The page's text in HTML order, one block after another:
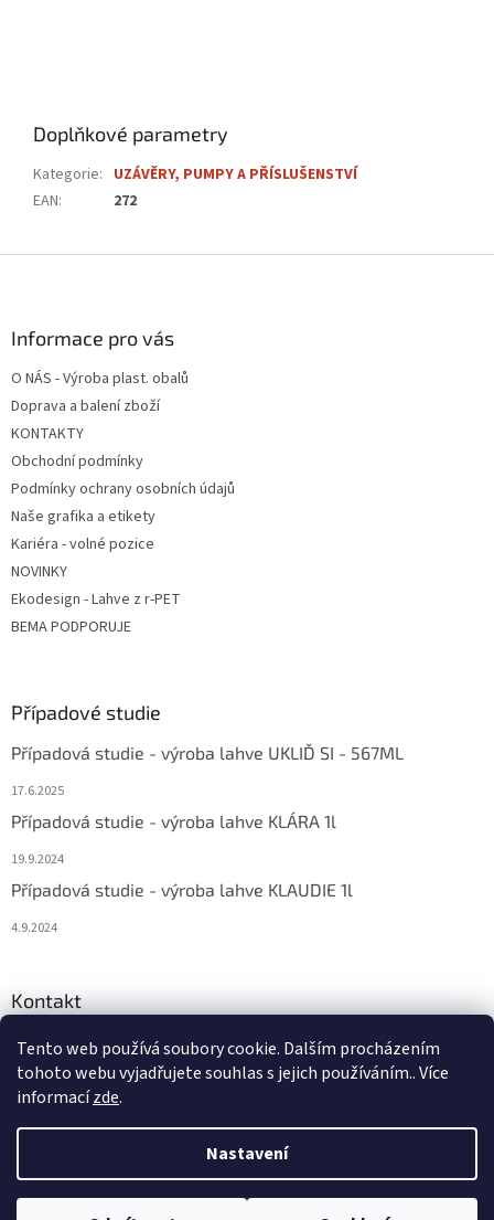
Tento web používá soubory cookie. Dalším procházením
tohoto webu vyjadřujete souhlas s jejich používáním.. Více
informacízde.
Nastavení
Doplňkové parametry
Kategorie: UZÁVĚRY, PUMPY A PŘÍSLUŠENSTVÍ
EAN: 272
Informace pro vás
O NÁS - Výroba plast. obalů
Doprava a balení zboží
KONTAKTY
Obchodní podmínky
Podmínky ochrany osobních údajů
Naše grafika a etikety
Kariéra - volné pozice
NOVINKY
Ekodesign - Lahve z r-PET
BEMA PODPORUJE
Případové studie
Případová studie - výroba lahve UKLIĎ SI - 567ML
17.6.2025
Případová studie - výroba lahve KLÁRA 1l
19.9.2024
Případová studie - výroba lahve KLAUDIE 1l
4.9.2024
Kontakt
eshop@ bema-la.cz
+420 733 762 684
Copyright 2026BEMA-LA. Všechna práva vyhrazena.